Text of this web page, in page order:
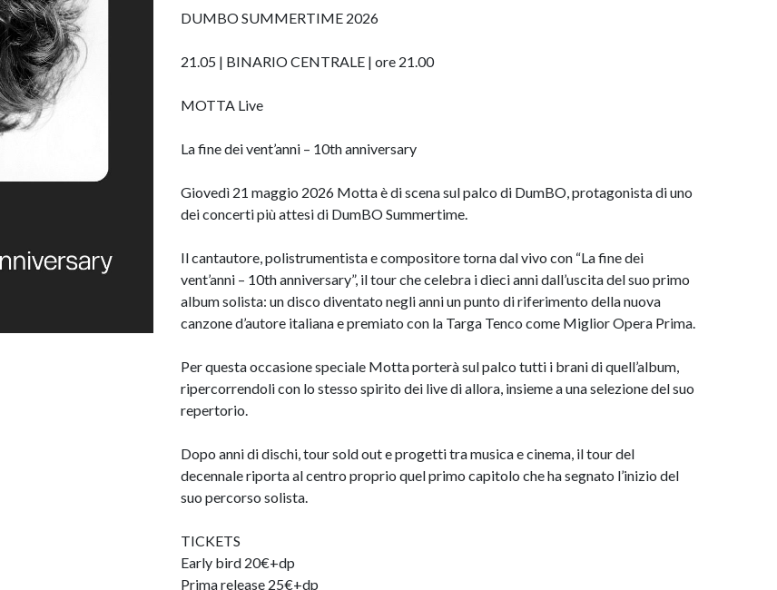
DUMBO SUMMERTIME 2026
21.05 | BINARIO CENTRALE | ore 21.00
MOTTA Live
La fine dei vent’anni – 10th anniversary
Giovedì 21 maggio 2026 Motta è di scena sul palco di DumBO, protagonista di uno
dei concerti più attesi di DumBO Summertime.
Il cantautore, polistrumentista e compositore torna dal vivo con “La fine dei
vent’anni – 10th anniversary”, il tour che celebra i dieci anni dall’uscita del suo primo
album solista: un disco diventato negli anni un punto di riferimento della nuova
canzone d’autore italiana e premiato con la Targa Tenco come Miglior Opera Prima.
Per questa occasione speciale Motta porterà sul palco tutti i brani di quell’album,
ripercorrendoli con lo stesso spirito dei live di allora, insieme a una selezione del suo
repertorio.
Dopo anni di dischi, tour sold out e progetti tra musica e cinema, il tour del
decennale riporta al centro proprio quel primo capitolo che ha segnato l’inizio del
suo percorso solista.
TICKETS
Early bird 20€+dp
Prima release 25€+dp